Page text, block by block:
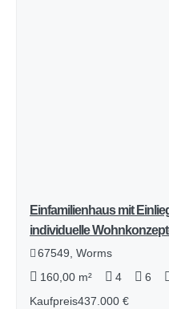
Einfamilienhaus mit
individuelle
67549, Worms
160,00 m²
4 6
Kaufpreis437.000 €